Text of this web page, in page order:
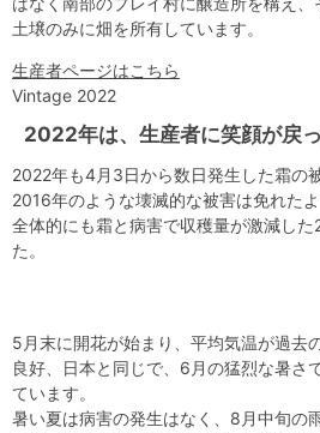
土壌のみに畑を所有しています。
生産者ページはこちら
Vintage 2022
2022年は、生産者に笑顔が戻っ
2022年も4月3日から数日発生した霜の
2016年のような壊滅的な被害は免れたよ
全体的にも霜と病害で収穫量が激減し
た。
5月末に開花が始まり、平均気温が過
良好、日本と同じで、6月の猛烈な暑さ
ています。
暑い夏は病害の発生はなく、8月中旬の